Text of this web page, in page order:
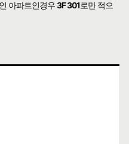
아파트인경우3F 301로만 적으